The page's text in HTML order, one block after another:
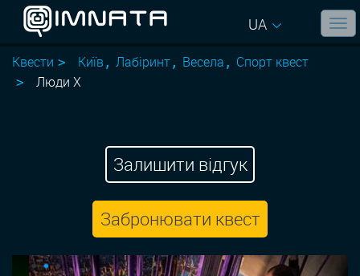
UA
Квести Київ Лабіринт Весела
Спорт квест
Люди Х
Залишити відгук
Забронювати квест